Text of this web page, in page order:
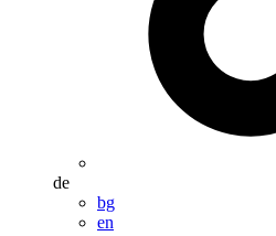
de
bg
en